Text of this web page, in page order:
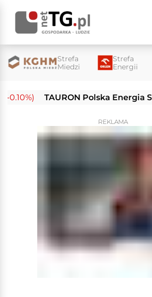
Strefa
Miedzi
Strefa
Energii
TAURON Polska Energia
REKLAMA